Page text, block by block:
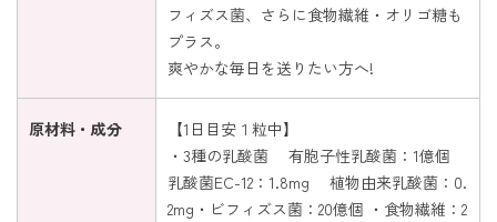
フィズス菌、さらに食物繊維・オリゴ糖も
プラス。
爽やかな毎日を送りたい方へ!
原材料・成分
【1日目安１粒中】
・3種の乳酸菌 有胞子性乳酸菌：1億個
乳酸菌EC-12：1.8mg 植物由来乳酸菌：0.
2mg・ビフィズス菌：20億個 ・食物繊維：2